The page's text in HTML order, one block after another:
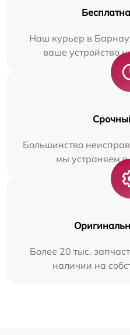
Наш курьер в
ваше устройство
Большинство
мы устраняем в
Более 20 тыс.
наличии на